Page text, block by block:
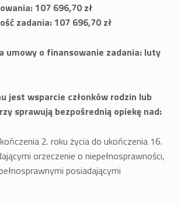
107 696,70 zł
zadania: 107 696,70 zł
umowy o finansowanie zadania: luty
jest wsparcie członków rodzin lub
sprawują bezpośrednią opiekę nad:
2. roku życia do ukończenia 16.
orzeczenie o niepełnosprawności,
posiadającymi